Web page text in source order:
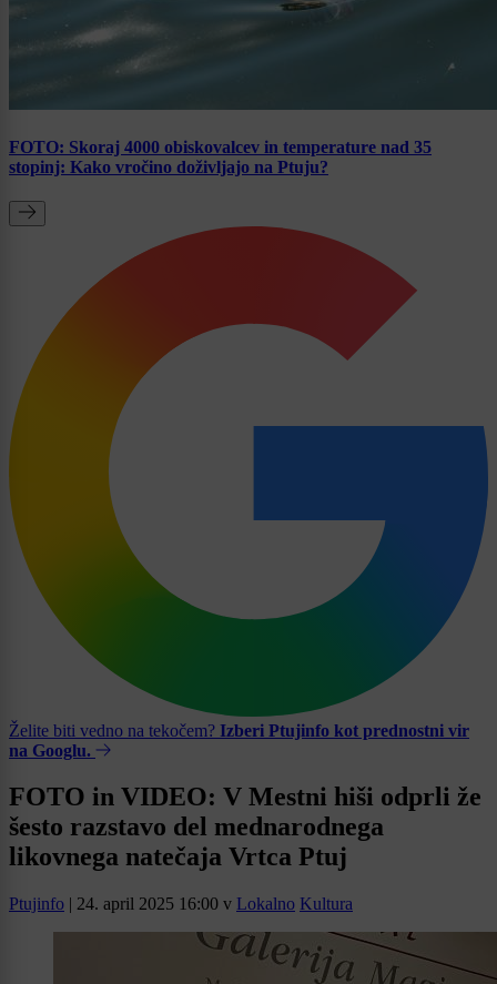
FOTO: Skoraj 4000 obiskovalcev in temperature nad 35
stopinj: Kako vročino doživljajo na Ptuju?
Želite biti vedno na tekočem? Izberi Ptujinfo kot prednostni vir
na Googlu.
FOTO in VIDEO: V Mestni hiši odprli že
šesto razstavo del mednarodnega
likovnega natečaja Vrtca Ptuj
Ptujinfo | 24. april 2025 16:00 v Lokalno Kultura